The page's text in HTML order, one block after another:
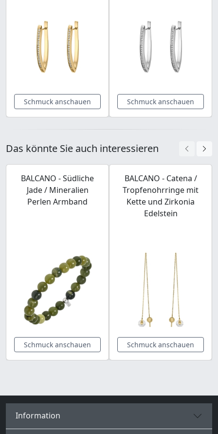
Schmuck anschauen Schmuck anschauen
Das könnte Sie auch interessieren
BALCANO - Südliche
Jade / Mineralien
Perlen Armband
Schmuck anschauen
BALCANO - Catena /
Tropfenohrringe mit
Kette und Zirkonia
Edelstein
Schmuck anschauen
Information